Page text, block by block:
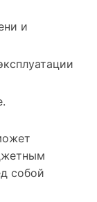
и
собой